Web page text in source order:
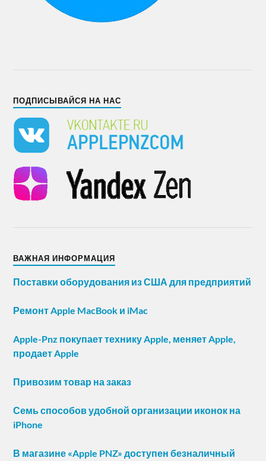
ПОДПИСЫВАЙСЯ НА НАС
ВАЖНАЯ ИНФОРМАЦИЯ
Поставки оборудования из США для предприятий
Ремонт Apple MacBook и iMac
Apple-Pnz покупает технику Apple, меняет Apple,
продает Apple
Привозим товар на заказ
Семь способов удобной организации иконок на
iPhone
В магазине «Apple PNZ» доступен безналичный